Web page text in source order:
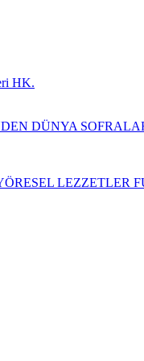
HK.
DÜNYA
LEZZETLER